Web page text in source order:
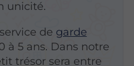
unicité.
de garde
à 5 ans. Dans notre
trésor sera entre